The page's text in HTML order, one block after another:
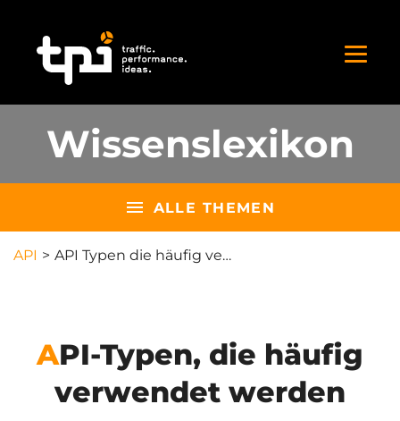
Wissenslexikon
ALLE THEMEN
API API Typen die häufig verwendet werden
API-Typen, die häufig
verwendet werden